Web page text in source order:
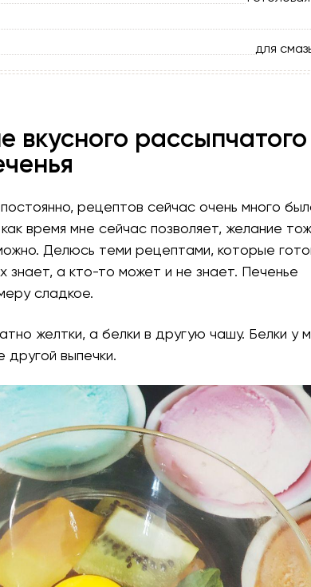
для
вкусного рассыпчатого
рецептов сейчас очень много
время мне сейчас позволяет, желание
Делюсь теми рецептами, которые
знает, а кто-то может и не знает. Печенье
сладкое.
желтки, а белки в другую чашу. Белки у
другой выпечки.